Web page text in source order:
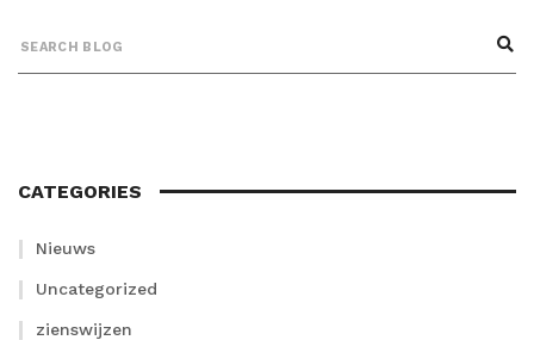
CATEGORIES
Nieuws
Uncategorized
zienswijzen